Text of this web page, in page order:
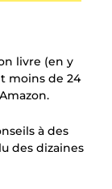
livre (en y
moins de 24
à des
des dizaines